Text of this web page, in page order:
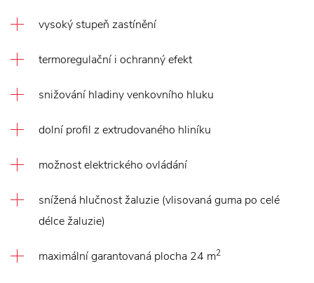
vysoký stupeň zastínění
termoregulační i ochranný efekt
snižování hladiny venkovního hluku
dolní profil z extrudovaného hliníku
možnost elektrického ovládání
snížená hlučnost žaluzie (vlisovaná guma po celé
délce žaluzie)
maximální garantovaná plocha 24 m2